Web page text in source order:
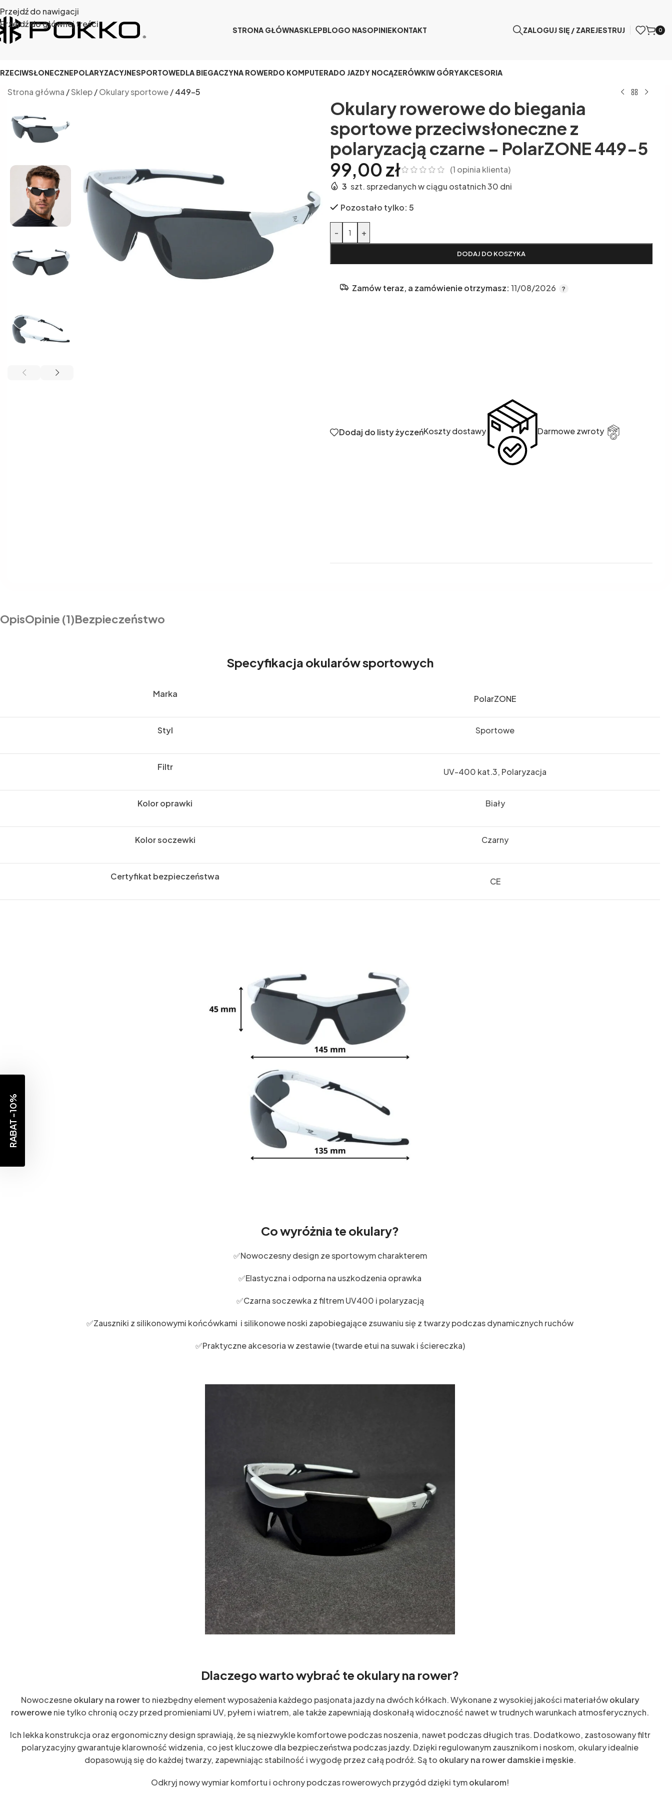
Przejdź do nawigacji
Przejdź do głównej treści
STRONA GŁÓWNASKLEPBLOGO NASOPINIEKONTAKT ZALOGUJ SIĘ / ZAREJESTRUJ 0
POLARYZACYJNESPORTOWEDLA BIEGACZYNA ROWERDO KOMPUTERADO JAZDY NOCĄZERÓWKIW GÓRYAKCESORIA
Strona główna /Sklep/Okulary sportowe/449-5
Okulary rowerowe do biegania
sportowe przeciwsłoneczne z
polaryzacją czarne – PolarZONE 449-5
99,00zł (1 opinia klienta)
3 szt. sprzedanych w ciągu ostatnich 30 dni
Pozostało tylko: 5
- +
DODAJ DO KOSZYKA
Alternative:
Zamów teraz, a zamówienie otrzymasz: 11/08/2026
Dodaj do listy życzeńKoszty dostawy Darmowe zwroty
OpisOpinie (1)Bezpieczeństwo
Specyfikacja okularów sportowych
Marka PolarZONE
Styl Sportowe
Filtr UV-400 kat.3, Polaryzacja
Kolor oprawki Biały
Kolor soczewki Czarny
Certyfikat bezpieczeństwa CE
Co wyróżnia te okulary?
✅Nowoczesny design ze sportowym charakterem
✅Elastyczna i odporna na uszkodzenia oprawka
✅Czarna soczewka z filtrem UV400 i polaryzacją
✅Zauszniki z silikonowymi końcówkami i silikonowe noski zapobiegające zsuwaniu się z twarzy podczas dynamicznych ruchów
✅Praktyczne akcesoria w zestawie (twarde etui na suwak i ściereczka)
Dlaczego warto wybrać te okulary na rower?
Nowoczesneokulary na rowerto niezbędny element wyposażenia każdego pasjonata jazdy na dwóch kółkach. Wykonane z wysokiej jakości materiałówokulary
rowerowenie tylko chronią oczy przed promieniami UV, pyłem i wiatrem, ale także zapewniają doskonałą widoczność nawet w trudnych warunkach atmosferycznych.
Ich lekka konstrukcja oraz ergonomiczny design sprawiają, że są niezwykle komfortowe podczas noszenia, nawet podczas długich tras. Dodatkowo, zastosowany filtr
polaryzacyjny gwarantuje klarowność widzenia, co jest kluczowe dla bezpieczeństwa podczas jazdy. Dzięki regulowanym zausznikom i noskom, okulary idealnie
dopasowują się do każdej twarzy, zapewniając stabilność i wygodę przez całą podróż. Są to okulary na rower damskie i męskie.
Odkryj nowy wymiar komfortu i ochrony podczas rowerowych przygód dzięki tymokularom!
RABAT -10%